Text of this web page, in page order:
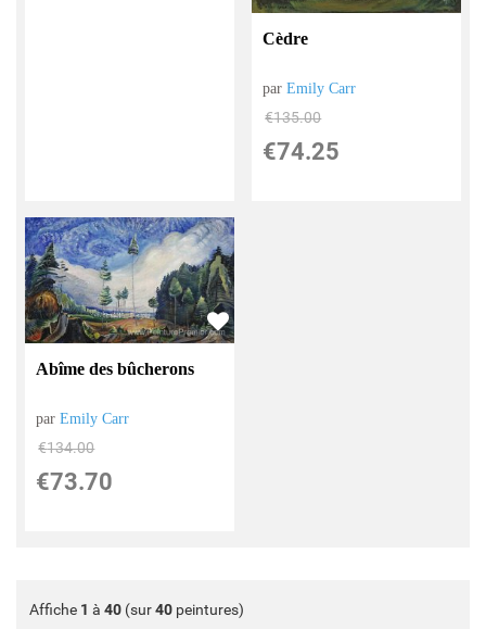
Cèdre
parEmily Carr
€135.00
€74.25
Abîme des bûcherons
parEmily Carr
€134.00
€73.70
Affiche 1 à 40 (sur40 peintures)